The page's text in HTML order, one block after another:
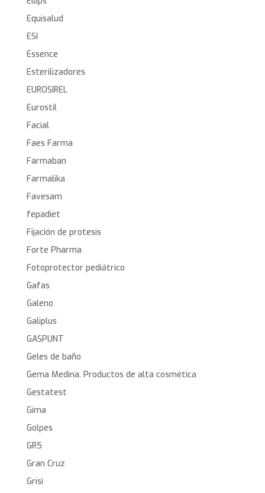
Equisalud
ESI
Essence
Esterilizadores
EUROSIREL
Eurostil
Facial
Faes Farma
Farmaban
Farmalika
Favesam
fepadiet
Fijación de protesis
Forte Pharma
Fotoprotector pediátrico
Gafas
Galeno
Galiplus
GASPUNT
Geles de baño
Gema Medina. Productos de alta cosmética
Gestatest
Gima
Golpes
GR5
Gran Cruz
Grisi